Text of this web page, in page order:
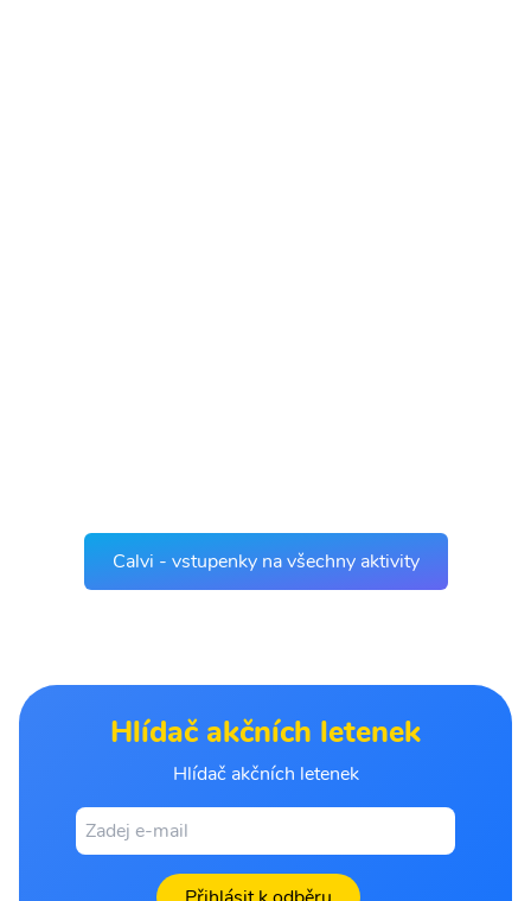
Calvi - vstupenky na všechny aktivity
Hlídač akčních letenek
Hlídač akčních letenek